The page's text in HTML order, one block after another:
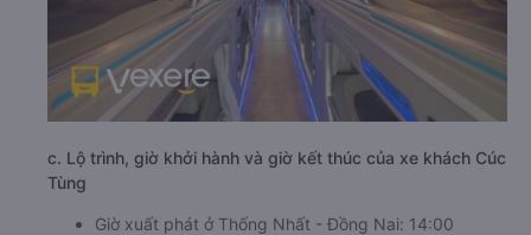
c. Lộ trình, giờ khởi hành và giờ kết thúc của xe khách Cúc
Tùng
Giờ xuất phát ở Thống Nhất - Đồng Nai: 14:00